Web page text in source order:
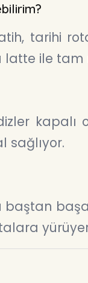
tarihi
latte ile tam
kapalı
sağlıyor.
baştan